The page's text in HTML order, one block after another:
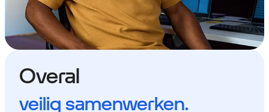
Overal
veilig samenwerken.